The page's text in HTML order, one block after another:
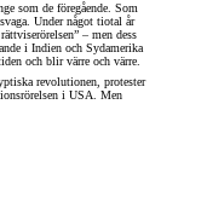
som de föregående. Som
Under något tiotal år
– men dess
i Indien och Sydamerika
och blir värre och värre.
revolutionen, protester
i USA. Men